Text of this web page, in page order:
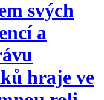
svých
a
hraje ve